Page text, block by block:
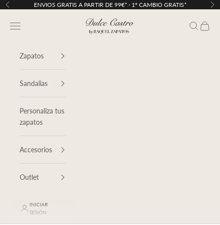
Ir al contenido
Anterior ENVIOS GRATIS A PARTIR DE 99€* · 1º CAMBIO GRATIS*
Dulce Castro
Menú Buscar
Cesta
Zapatos
Sandalias
Personaliza tus
zapatos
Accesorios
Outlet
INICIAR
SESIÓN